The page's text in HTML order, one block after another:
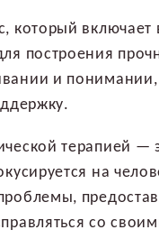
включает
построения
и понимании,
терапией
на
со